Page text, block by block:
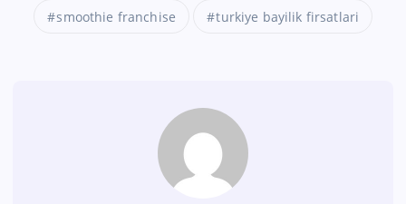
smoothie franchise turkiye bayilik firsatlari